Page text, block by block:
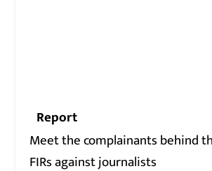
Report
Meet the complainants behind
FIRs against journalists